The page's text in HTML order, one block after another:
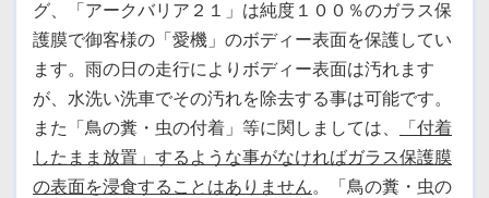
グ、「アークバリア２１」は純度１００％のガラス保
護膜で御客様の「愛機」のボディー表面を保護してい
ます。 雨の日の走行によりボディー表面は汚れます
が、水洗い洗車でその汚れを除去する事は可能です。
また「鳥の糞・虫の付着」等に関しましては、
「付着
したまま放置」するような事がなければガラス保護膜
の表面を浸食することはありません。
「鳥の糞・虫の